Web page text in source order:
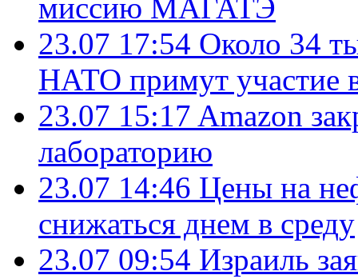
миссию МАГАТЭ
23.07 17:54 Около 34
НАТО примут участие
23.07 15:17 Amazon
лабораторию
23.07 14:46 Цены на
снижаться днем в среду
23.07 09:54 Израиль